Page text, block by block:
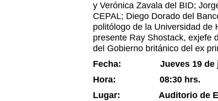
y Verónica Zavala del BID;
CEPAL; Diego Dorado del
politólogo de la Universidad de
presente Ray Shostack, exjefe
del Gobierno británico del ex
Fecha: Jueves 19 de
Hora: 08:30 hrs.
Lugar: Auditorio de